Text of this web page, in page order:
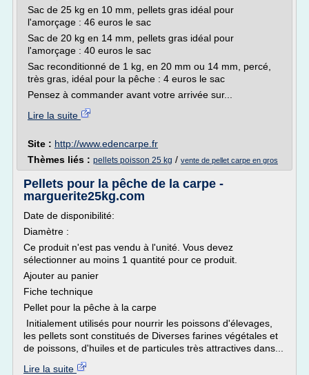
Sac de 25 kg en 10 mm, pellets gras idéal pour
l'amorçage : 46 euros le sac
Sac de 20 kg en 14 mm, pellets gras idéal pour
l'amorçage : 40 euros le sac
Sac reconditionné de 1 kg, en 20 mm ou 14 mm, percé,
très gras, idéal pour la pêche : 4 euros le sac
Pensez à commander avant votre arrivée sur...
Lire la suite
Site : http://www.edencarpe.fr
Thèmes liés : pellets poisson 25 kg / vente de pellet carpe en gros
Pellets pour la pêche de la carpe -
marguerite25kg.com
Date de disponibilité:
Diamètre :
Ce produit n'est pas vendu à l'unité. Vous devez
sélectionner au moins 1 quantité pour ce produit.
Ajouter au panier
Fiche technique
Pellet pour la pêche à la carpe
Initialement utilisés pour nourrir les poissons d'élevages,
les pellets sont constitués de Diverses farines végétales et
de poissons, d'huiles et de particules très attractives dans...
Lire la suite